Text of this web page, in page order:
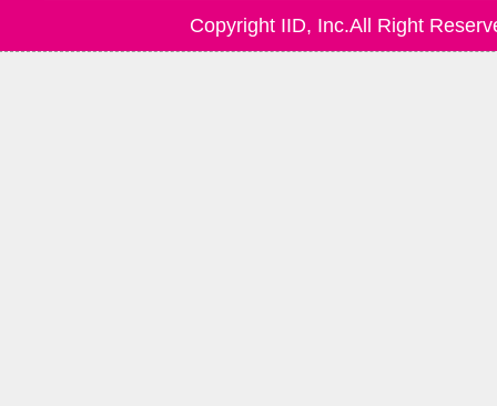
Copyright IID, Inc.All Right